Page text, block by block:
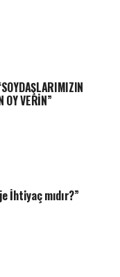
OY VERİN”
İhtiyaç mıdır?”